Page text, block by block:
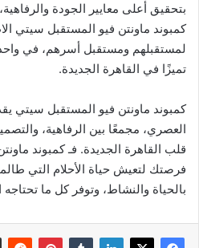
بتحقيق أعلى معايير الجودة
كمبوند ماونتن فيو المستقبل سيتي
لمستقبلهم ومستقبل أسرهم، في واحد
تميزًا في القاهرة الجديدة.
كمبوند ماونتن فيو المستقبل سيتي
العصري، مجمعًا بين الرفاهية،
قلب القاهرة الجديدة. فـ كمبوند
فرصتك لتعيش حياة الأحلام التي
بالحياة والنشاط، وتوفر كل ما تحتاجه